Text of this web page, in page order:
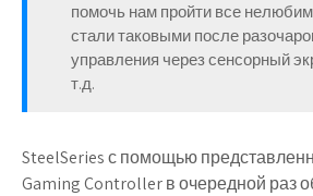
помочь нам пройти все
стали таковыми после
управления через сенсорный
т.д.
SteelSeries с помощью
Gaming Controller в очередной раз